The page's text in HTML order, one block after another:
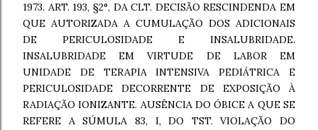
1973. ART. 193, §2°, DA CLT. DECISÃO RESCINDENDA EM
QUE AUTORIZADA A CUMULAÇÃO DOS ADICIONAIS
DE PERICULOSIDADE E INSALUBRIDADE.
INSALUBRIDADE EM VIRTUDE DE LABOR EM
UNIDADE DE TERAPIA INTENSIVA PEDIÁTRICA E
PERICULOSIDADE DECORRENTE DE EXPOSIÇÃO À
RADIAÇÃO IONIZANTE. AUSÊNCIA DO ÓBICE A QUE SE
REFERE A SÚMULA 83, I, DO TST. VIOLAÇÃO DO